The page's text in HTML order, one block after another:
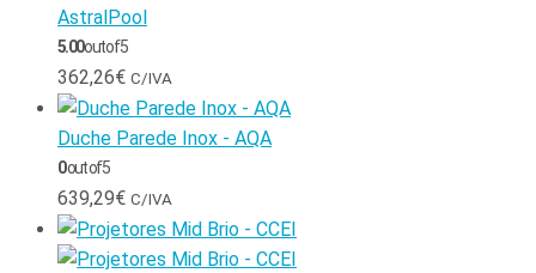
AstralPool
5.00out of 5
362,26€ C/IVA
Duche Parede Inox - AQA
0out of 5
639,29€ C/IVA